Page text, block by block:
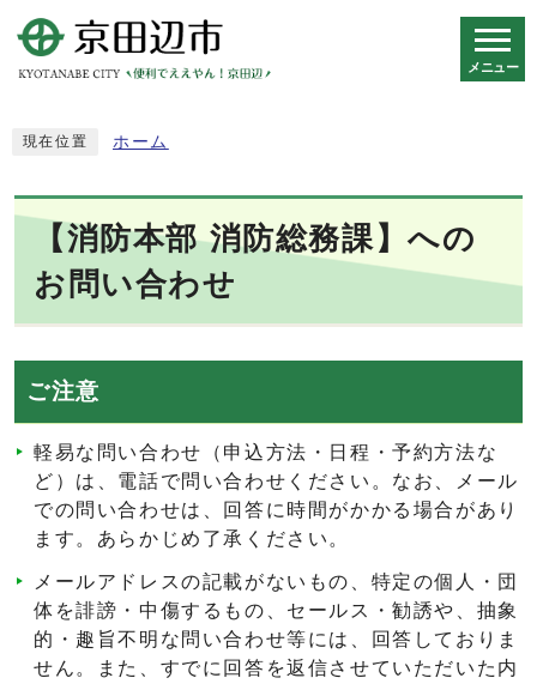
メニュー
現在位置 ホーム
【消防本部 消防総務課】への
お問い合わせ
ご注意
軽易な問い合わせ（申込方法・日程・予約方法な
ど）は、電話で問い合わせください。なお、メール
での問い合わせは、回答に時間がかかる場合があり
ます。あらかじめ了承ください。
メールアドレスの記載がないもの、特定の個人・団
体を誹謗・中傷するもの、セールス・勧誘や、抽象
的・趣旨不明な問い合わせ等には、回答しておりま
せん。また、すでに回答を返信させていただいた内